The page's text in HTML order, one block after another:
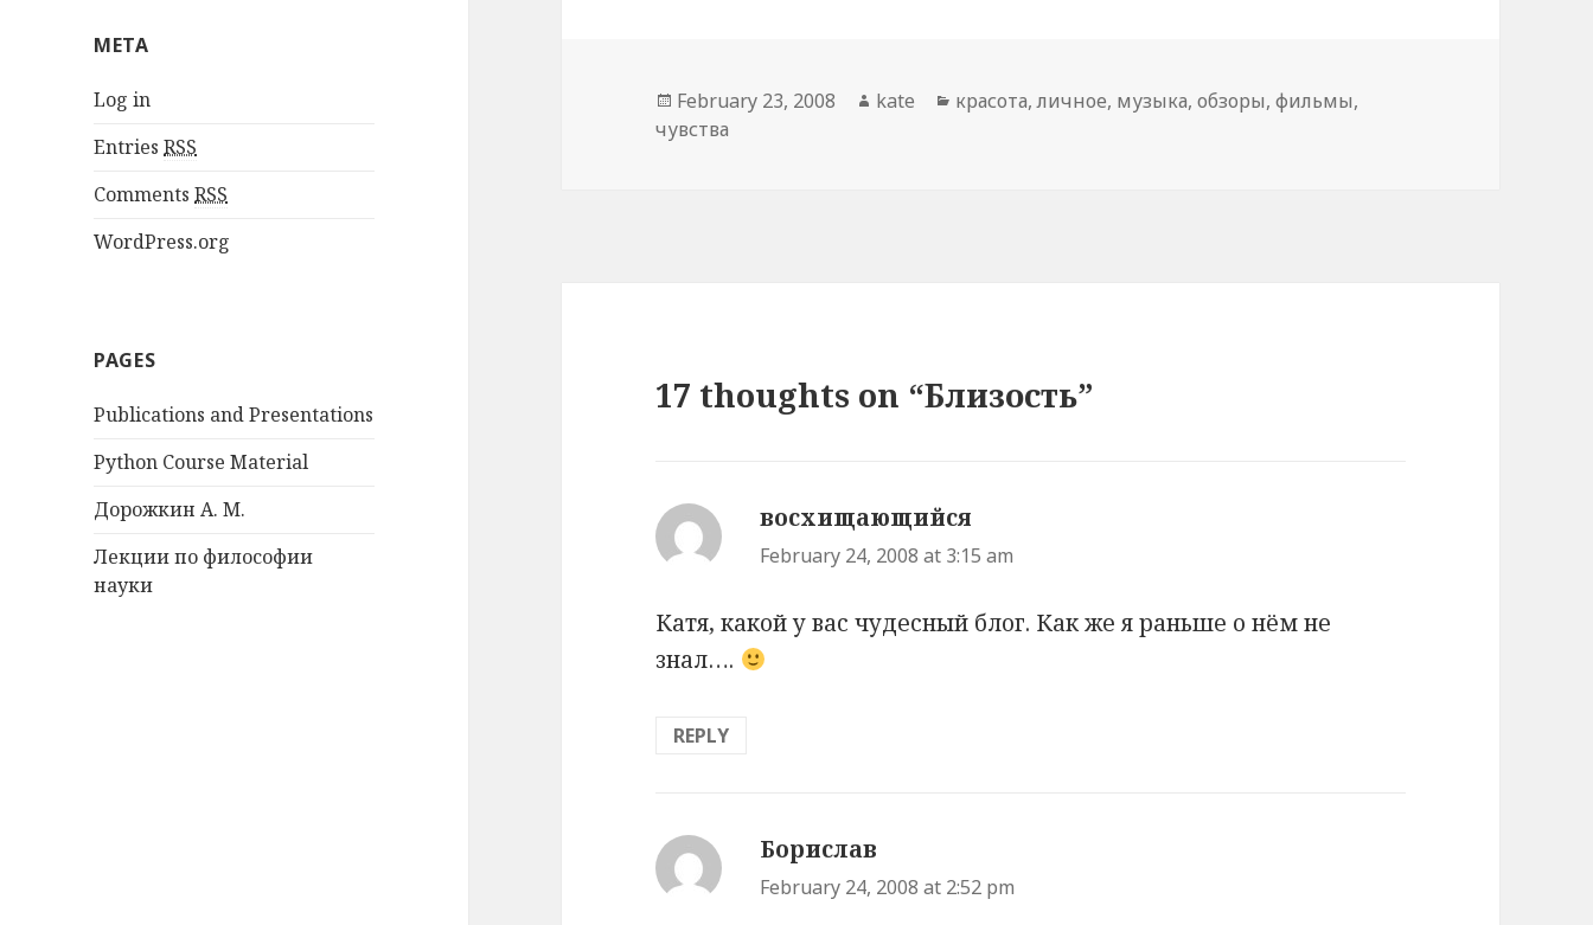
META
Log in
EntriesRSS
CommentsRSS
WordPress.org
PAGES
Publications and Presentations
Python Course Material
Дорожкин А. М.
Лекции по философии
науки
Posted
on
February 23, 2008 Author
kate Categories
красота,личное, музыка,обзоры,фильмы,
чувства
17 thoughts on “Близость”
восхищающийся
February 24, 2008 at 3:15 am
Катя, какой у вас чудесный блог. Как же я раньше о нём не
знал….
REPLY
Борислав
February 24, 2008 at 2:52 pm